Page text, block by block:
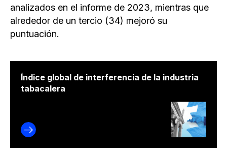
analizados en el informe de 2023, mientras que
alrededor de un tercio (34) mejoró su
puntuación.
Índice global de interferencia de la industria
tabacalera